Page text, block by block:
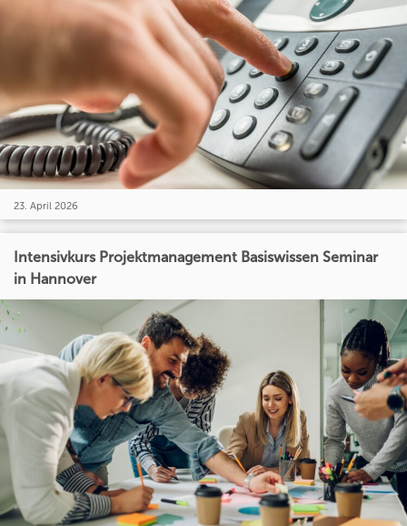
23. April 2026
Intensivkurs Projektmanagement Basiswissen Seminar
in Hannover